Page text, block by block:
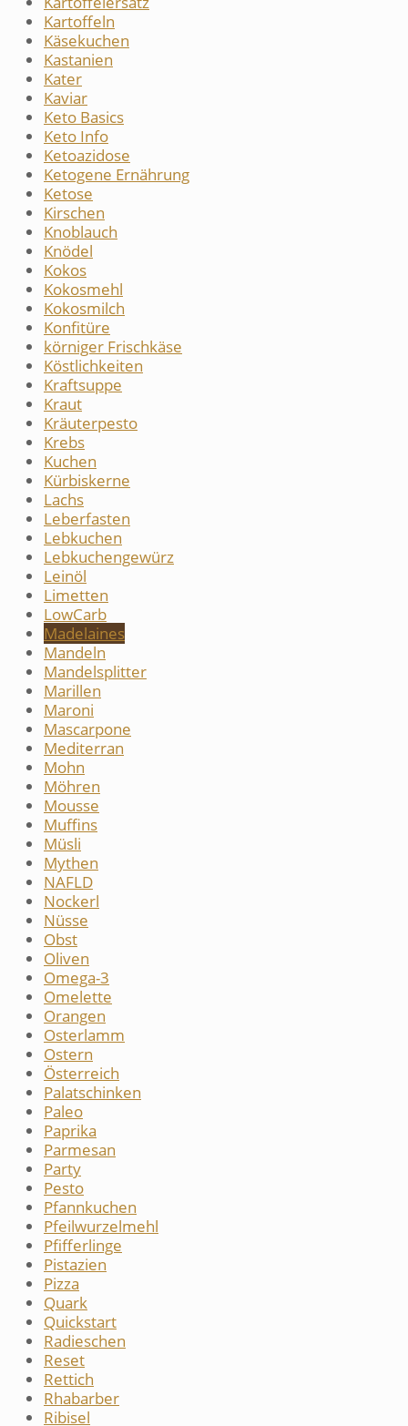
Kartoffeln
Käsekuchen
Kastanien
Kater
Kaviar
Keto Basics
Keto Info
Ketoazidose
Ketogene Ernährung
Ketose
Kirschen
Knoblauch
Knödel
Kokos
Kokosmehl
Kokosmilch
Konfitüre
körniger Frischkäse
Köstlichkeiten
Kraftsuppe
Kraut
Kräuterpesto
Krebs
Kuchen
Kürbiskerne
Lachs
Leberfasten
Lebkuchen
Lebkuchengewürz
Leinöl
Limetten
LowCarb
Madelaines
Mandeln
Mandelsplitter
Marillen
Maroni
Mascarpone
Mediterran
Mohn
Möhren
Mousse
Muffins
Müsli
Mythen
NAFLD
Nockerl
Nüsse
Obst
Oliven
Omega-3
Omelette
Orangen
Osterlamm
Ostern
Österreich
Palatschinken
Paleo
Paprika
Parmesan
Party
Pesto
Pfannkuchen
Pfeilwurzelmehl
Pfifferlinge
Pistazien
Pizza
Quark
Quickstart
Radieschen
Reset
Rettich
Rhabarber
Ribisel